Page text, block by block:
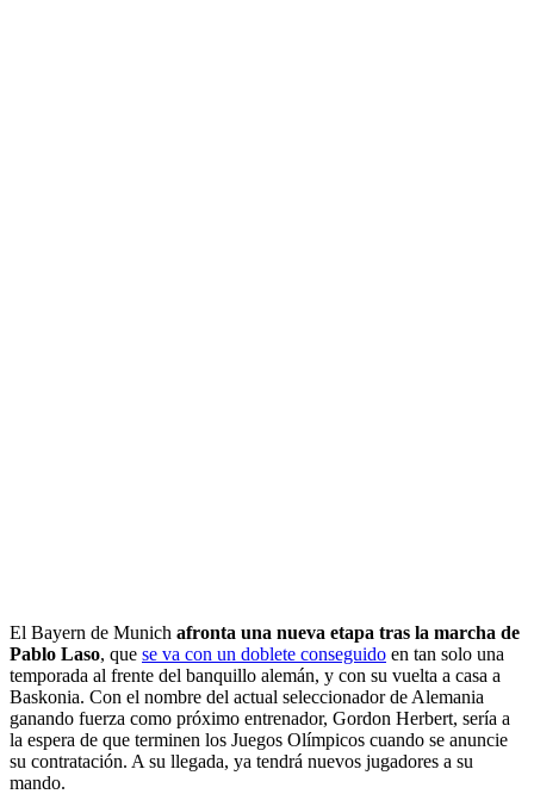
El Bayern de Munich afronta una nueva etapa tras la marcha de
Pablo Laso, que se va con un doblete conseguido en tan solo una
temporada al frente del banquillo alemán, y con su vuelta a casa a
Baskonia. Con el nombre del actual seleccionador de Alemania
ganando fuerza como próximo entrenador, Gordon Herbert, sería a
la espera de que terminen los Juegos Olímpicos cuando se anuncie
su contratación. A su llegada, ya tendrá nuevos jugadores a su
mando.